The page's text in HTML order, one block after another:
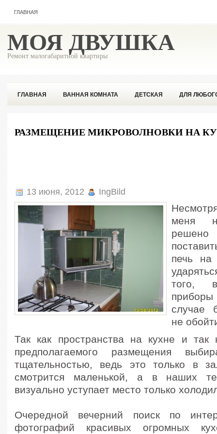
ГЛАВНАЯ
МОЯ ДВУШКА
Ремонт малогабаритной квартиры
ГЛАВНАЯ ВАННАЯ КОМНАТА ДЕТСКАЯ ДЛЯ
РАЗМЕЩЕНИЕ МИКРОВОЛНОВКИ НА
13 июня, 2012 IngBild
меня
печь
того,
приборы
случае
не
Так как пространства на кухне и так
предполагаемого размещения
тщательностью, ведь это только в
смотрится маленькой, а в наших
визуально уступает место только
Очередной вечерний поиск по
фотографий красивых огромных